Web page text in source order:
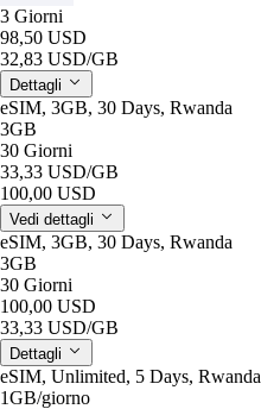
3 Giorni
98,50 USD
32,83 USD/GB
Dettagli
eSIM, 3GB, 30 Days, Rwanda
3GB
30 Giorni
33,33 USD/GB
100,00 USD
Vedi dettagli
eSIM, 3GB, 30 Days, Rwanda
3GB
30 Giorni
100,00 USD
33,33 USD/GB
Dettagli
eSIM, Unlimited, 5 Days, Rwanda
1GB/giorno